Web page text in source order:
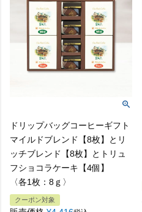
ドリップバッグコーヒーギフト
マイルドブレンド【8枚】とリ
ッチブレンド【8枚】とトリュ
フショコラケーキ【4個】
〈各1枚：8ｇ〉
クーポン対象